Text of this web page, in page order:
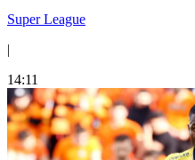
Super League
|
14:11